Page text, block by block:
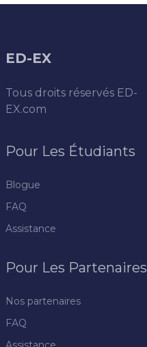
ED-EX
Tous droits réservés ED-
EX.com
Pour Les Étudiants
Blogue
FAQ
Assistance
Pour Les Partenaires
Nos partenaires
FAQ